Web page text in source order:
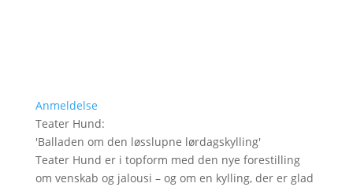
Anmeldelse
Teater Hund:
'Balladen om den løsslupne lørdagskylling'
Teater Hund er i topform med den nye forestilling
om venskab og jalousi – og om en kylling, der er glad